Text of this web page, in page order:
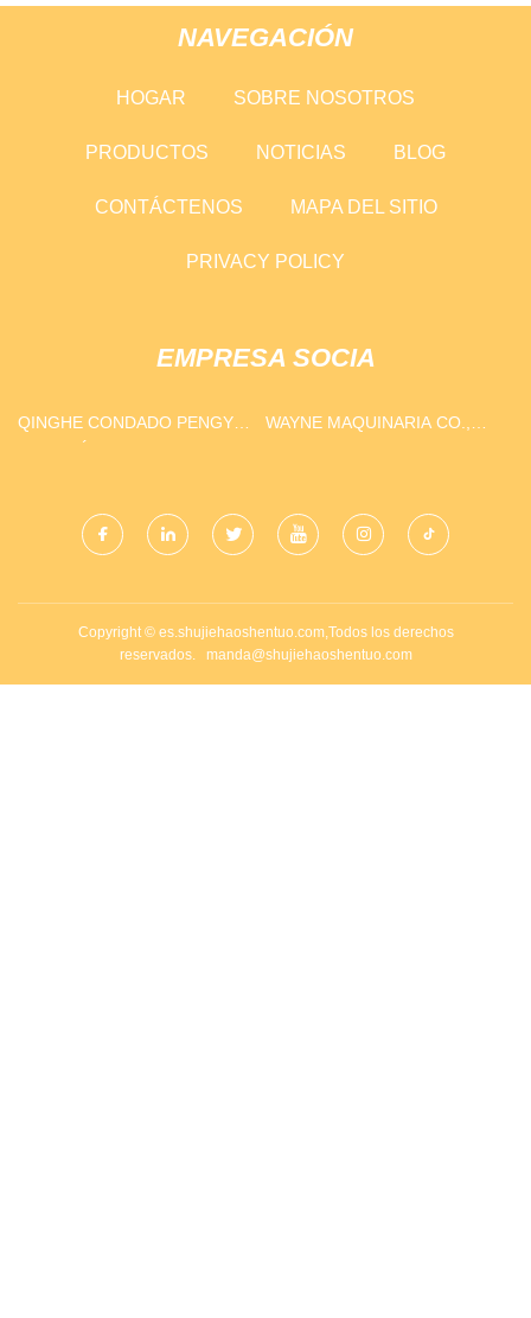
NAVEGACIÓN
HOGAR SOBRE NOSOTROS
PRODUCTOS NOTICIAS BLOG
CONTÁCTENOS MAPA DEL SITIO
PRIVACY POLICY
EMPRESA SOCIA
QINGHE CONDADO PENGYU
WAYNE MAQUINARIA CO.,
Copyright © es.shujiehaoshentuo.com,Todos los derechos
reservados. manda@shujiehaoshentuo.com